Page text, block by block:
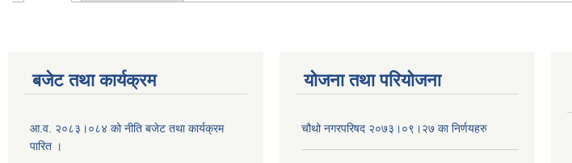
बजेट तथा कार्यक्रम
आ.व. २०८३।०८४ को नीति बजेट तथा कार्यक्रम
पारित ।
योजना तथा परियोजना
चौथो नगरपरिषद २०७३।०९।२७ का निर्णयहरु